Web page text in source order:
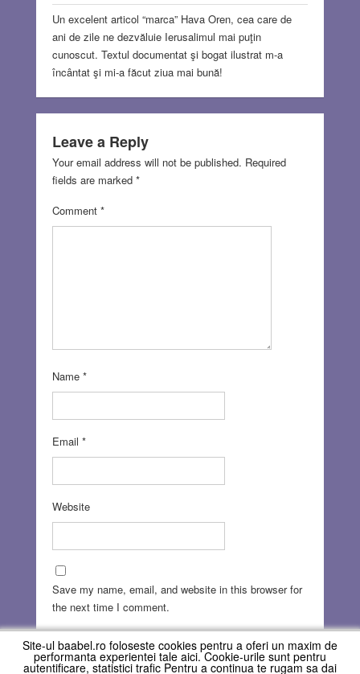
Un excelent articol “marca” Hava Oren, cea care de
ani de zile ne dezvăluie Ierusalimul mai puţin
cunoscut. Textul documentat şi bogat ilustrat m-a
încântat şi mi-a făcut ziua mai bună!
Leave a Reply
Your email address will not be published. Required
fields are marked *
Comment *
Name *
Email *
Website
Save my name, email, and website in this browser for
the next time I comment.
Site-ul baabel.ro foloseste cookies pentru a oferi un maxim de
performanta experientei tale aici. Cookie-urile sunt pentru
autentificare, statistici trafic Pentru a continua te rugam sa dai